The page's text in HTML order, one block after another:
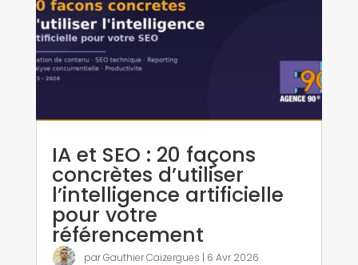
IA et SEO : 20 façons
concrètes d’utiliser
l’intelligence artificielle
pour votre
référencement
parGauthier Caizergues | 6 Avr 2026